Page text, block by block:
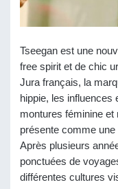
Tseegan est une
free spirit et de chic
Jura français, la
hippie, les influences
montures féminine
présente comme
Après plusieurs
ponctuées de
différentes cultures